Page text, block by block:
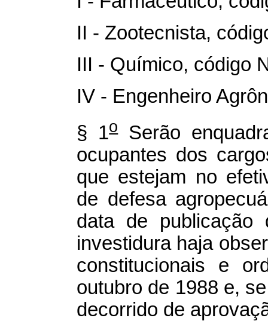
II - Zootecnista,
III - Químico, código
IV - Engenheiro
§ 1o
Serão
ocupantes dos
que estejam no
de defesa
data de
investidura haja
constitucionais e
outubro de 1988 e,
decorrido de